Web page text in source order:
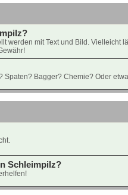
werden mit Text und Bild. Vielleicht
Spaten? Bagger? Chemie? Oder
Schleimpilz?